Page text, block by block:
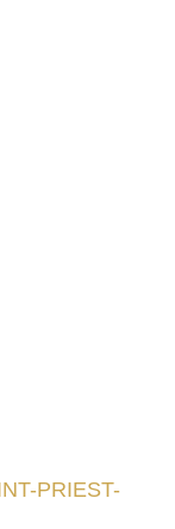
PRIEST-